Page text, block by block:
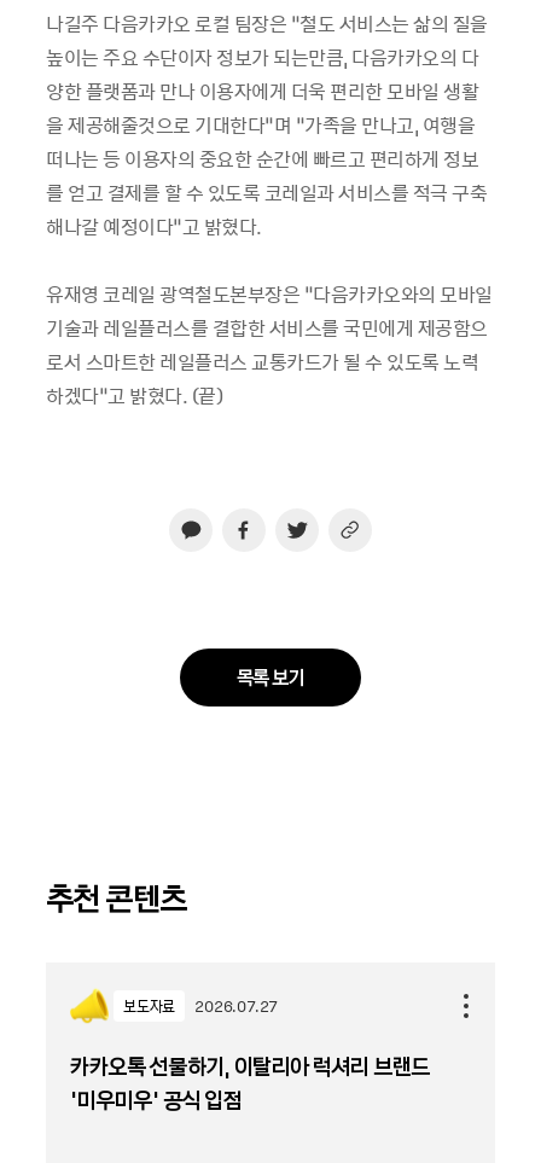
나길주 다음카카오 로컬 팀장은 “철도 서비스는 삶의 질을
높이는 주요 수단이자 정보가 되는만큼, 다음카카오의 다
양한 플랫폼과 만나 이용자에게 더욱 편리한 모바일 생활
을 제공해줄것으로 기대한다”며 “가족을 만나고, 여행을
떠나는 등 이용자의 중요한 순간에 빠르고 편리하게 정보
를 얻고 결제를 할 수 있도록 코레일과 서비스를 적극 구축
해나갈 예정이다”고 밝혔다.
유재영 코레일 광역철도본부장은 “다음카카오와의 모바일
기술과 레일플러스를 결합한 서비스를 국민에게 제공함으
로서 스마트한 레일플러스 교통카드가 될 수 있도록 노력
하겠다”고 밝혔다. (끝)
목록 보기
추천 콘텐츠
보도자료 2026.07.27
카카오톡 선물하기, 이탈리아 럭셔리 브랜드
'미우미우' 공식 입점